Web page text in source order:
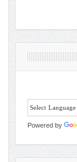
Powered by